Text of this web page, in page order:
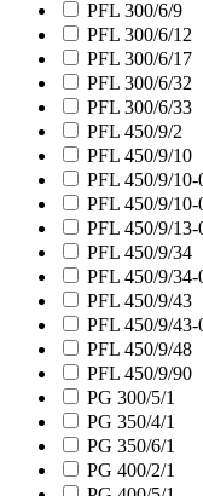
PFL 300/6/9
PFL 300/6/12
PFL 300/6/17
PFL 300/6/32
PFL 300/6/33
PFL 450/9/2
PFL 450/9/10
PFL 450/9/
PFL 450/9/
PFL 450/9/
PFL 450/9/34
PFL 450/9/
PFL 450/9/43
PFL 450/9/
PFL 450/9/48
PFL 450/9/90
PG 300/5/1
PG 350/4/1
PG 350/6/1
PG 400/2/1